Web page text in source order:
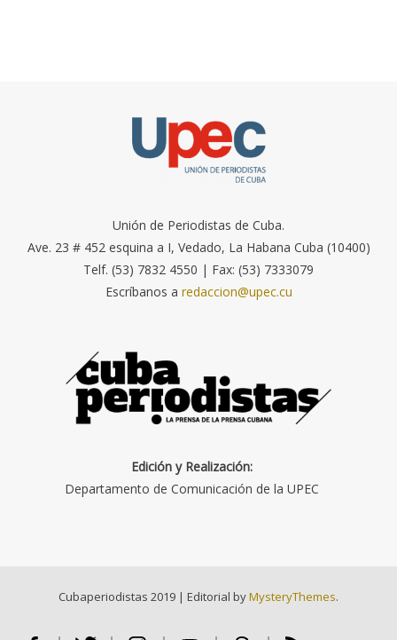
Unión de Periodistas de Cuba.
Ave. 23 # 452 esquina a I, Vedado, La Habana Cuba (10400)
Telf. (53) 7832 4550 | Fax: (53) 7333079
Escríbanos a redaccion@upec.cu
Edición y Realización:
Departamento de Comunicación de la UPEC
Cubaperiodistas 2019 | Editorial byMysteryThemes.